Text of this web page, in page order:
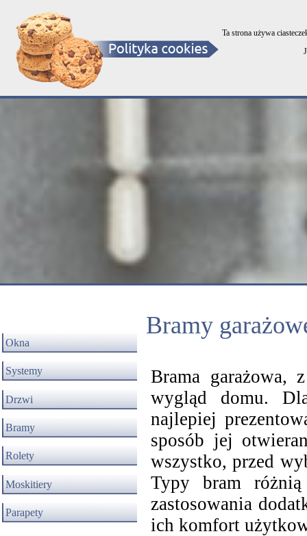
OKNA - DRZWI - BRAMY - ROLETY
Okna
Systemy
Drzwi
Bramy
Rolety
Moskitiery
Parapety
Bramy
Brama garażowa,
wygląd domu.
najlepiej
sposób jej
wszystko, przed
Typy bram
zastosowania
ich komfort
Ta strona używa